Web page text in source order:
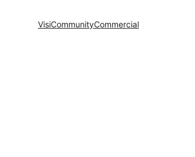
VisiCommunityCommercial